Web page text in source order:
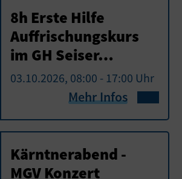
8h Erste Hilfe
Auffrischungskurs
im GH Seiser…
03.10.2026, 08:00 - 17:00 Uhr
Mehr Infos
Kärntnerabend -
MGV Konzert